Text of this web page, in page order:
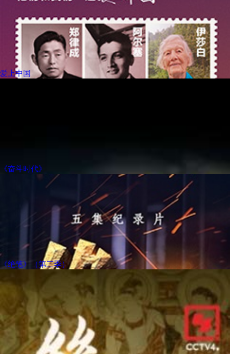
爱上中国
《奋斗时代》
《绝笔》（第三季）